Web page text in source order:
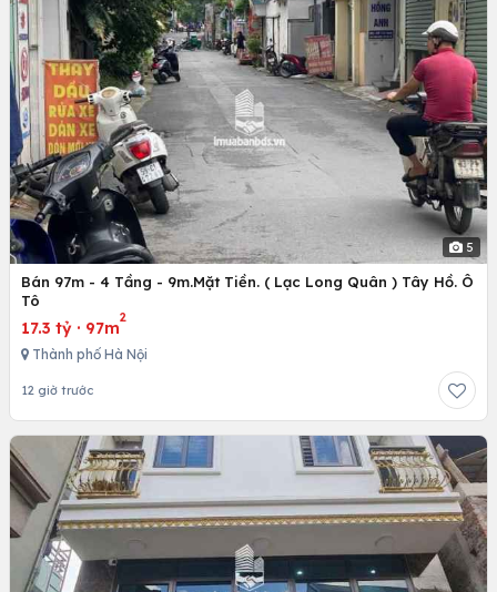
5
Bán 97m - 4 Tầng - 9m.Mặt Tiền. ( Lạc Long Quân ) Tây Hồ. Ô
Tô
17.3 tỷ · 97m
2
Thành phố Hà Nội
12 giờ trước